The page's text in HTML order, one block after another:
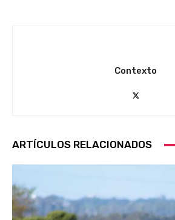
Contexto
ARTÍCULOS RELACIONADOS